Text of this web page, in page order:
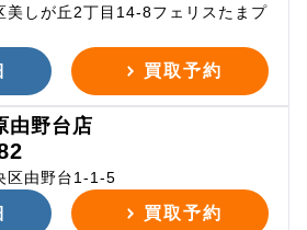
美しが丘2丁目14-8フェリスたまプ
買取予約
由野台店
区由野台1-1-5
買取予約